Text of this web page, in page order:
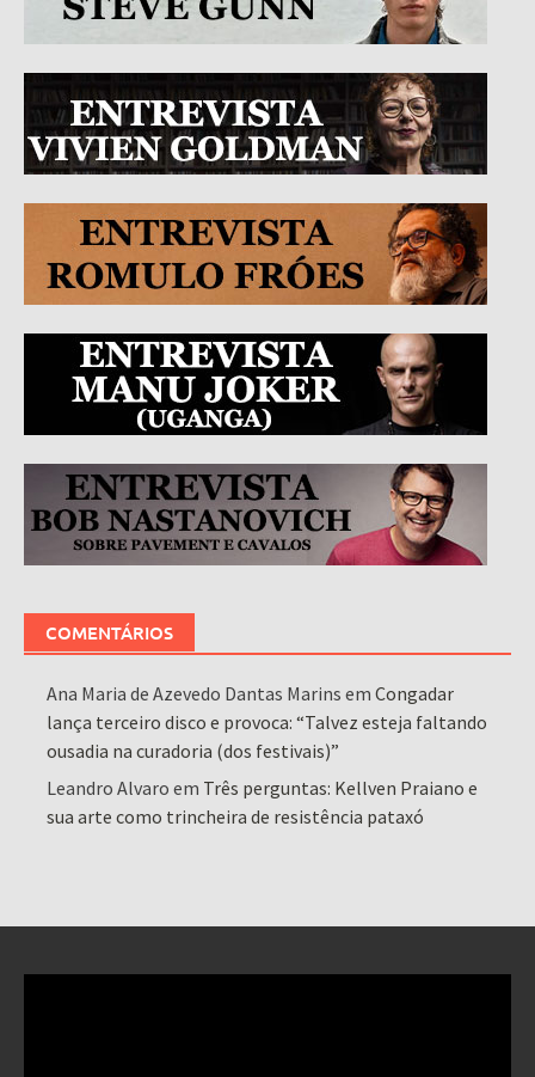
COMENTÁRIOS
Ana Maria de Azevedo Dantas Marins emCongadar
lança terceiro disco e provoca: “Talvez esteja faltando
ousadia na curadoria (dos festivais)”
Leandro Alvaro em Três perguntas: Kellven Praiano e
sua arte como trincheira de resistência pataxó